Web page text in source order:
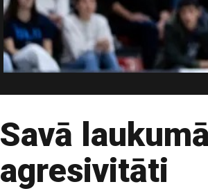
Savā
agresivitāti